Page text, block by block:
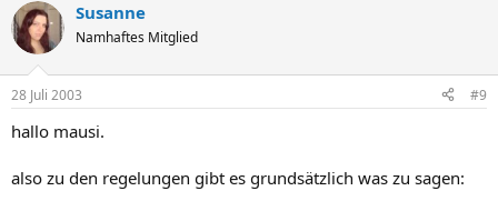
Susanne
Namhaftes Mitglied
28 Juli 2003 #9
hallo mausi.
also zu den regelungen gibt es grundsätzlich was zu sagen: